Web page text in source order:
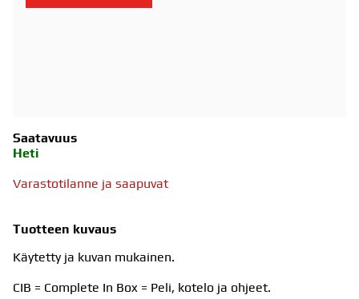
Saatavuus
Heti
Varastotilanne ja saapuvat
Tuotteen kuvaus
Käytetty ja kuvan mukainen.
CIB = Complete In Box = Peli, kotelo ja ohjeet.